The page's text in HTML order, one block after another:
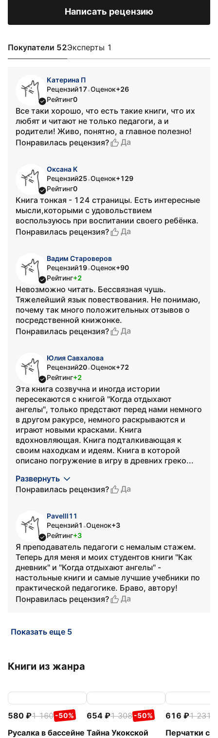
Написать рецензию
Покупатели 52Эксперты 1
Катерина П
Рецензий17•Оценок+26
Рейтинг0
Все таки хорошо, что есть такие книги, что их
любят и читают не только педагоги, а и
родители! Живо, понятно, а главное полезно!
Понравилась рецензия?
Да
Оксана К
Рецензий25•Оценок+129
Рейтинг0
Книга тонкая - 124 страницы. Есть интересные
мысли,которыми с удовольствием
воспользуюсь при воспитании своего ребёнка.
Понравилась рецензия?
Да
Вадим Староверов
Рецензий19•Оценок+90
Рейтинг+2
Невозможно читать. Бессвязная чушь.
Тяжелейший язык повествования. Не понимаю,
почему так много положительных отзывов о
посредственной книжонке.
Понравилась рецензия?
Да
Юлия Савхалова
Рецензий20•Оценок+72
Рейтинг+2
Эта книга созвучна и иногда истории
пересекаются с книгой "Когда отдыхают
ангелы", только предстают перед нами немного
в другом ракурсе, немного раскрываются и
играют новыми красками. Книга
вдохновляющая. Книга подталкивающая к
своим находкам и идеям. Книга в которой
описано погружение в игру в древних греко...
Развернуть
Понравилась рецензия?
Да
Pavelll11
Рецензий1 •Оценок+3
Рейтинг+3
Я преподаватель педагоги с немалым стажем.
Теперь для меня и моих студентов книги "Как
дневник" и "Когда отдыхают ангелы" -
настольные книги и самые лучшие учебники по
практической педагогике. Браво, автору!
Понравилась рецензия?
Да
Показать еще 5
Книги из жанра
580 1 160 -50%
Русалка в бассейне
654 1 308 -50%
Тайна Укокской
616 1 231
Перчатки с